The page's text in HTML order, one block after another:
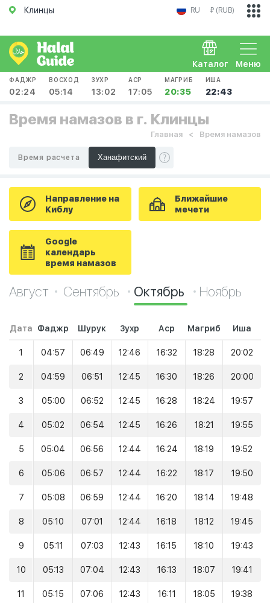
Клинцы RU ₽ (RUB)
Меню
Каталог
ФАДЖР
02:24
ВОСХОД
05:14
ЗУХР
13:02
АСР
17:05
МАГРИБ
20:35
ИША
22:43
Время намазов в г. Клинцы
Главная Время намазов
Время расчета
Направление на
Киблу
Ближайшие
мечети
Google
календарь
время намазов
Август Сентябрь Октябрь Ноябрь
Дата Фаджр Шурук Зухр Аср Магриб Иша
1 04:57 06:49 12:46 16:32 18:28 20:02
2 04:59 06:51 12:45 16:30 18:26 20:00
3 05:00 06:52 12:45 16:28 18:24 19:57
4 05:02 06:54 12:45 16:26 18:21 19:55
5 05:04 06:56 12:44 16:24 18:19 19:52
6 05:06 06:57 12:44 16:22 18:17 19:50
7 05:08 06:59 12:44 16:20 18:14 19:48
8 05:10 07:01 12:44 16:18 18:12 19:45
9 05:11 07:03 12:43 16:15 18:10 19:43
10 05:13 07:04 12:43 16:13 18:07 19:41
11 05:15 07:06 12:43 16:11 18:05 19:38